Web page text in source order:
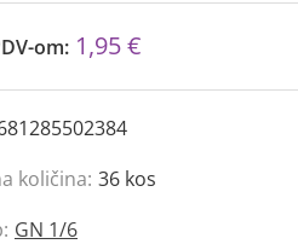
om: 1,95 €
količina: 36 kos
GN 1/6